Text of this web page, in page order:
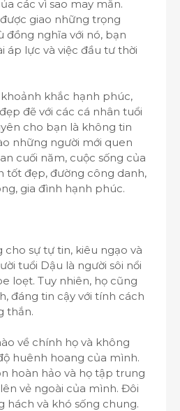
các vì sao may mắn.
giao những trọng
đồng nghĩa với nó, bạn
áp lực và việc đầu tư thời
khắc hạnh phúc,
đẽ với các cá nhân tuổi
cho bạn là không tin
những người mới quen
cuối năm, cuộc sống của
tốt đẹp, đường công danh,
gia đình hạnh phúc.
sự tự tin, kiêu ngạo và
tuổi Dậu là người sôi nổi
loẹt. Tuy nhiên, họ cũng
đáng tin cậy với tính cách
thắn.
về chính họ và không
huênh hoang của mình.
hoàn hảo và họ tập trung
vẻ ngoài của mình. Đôi
hách và khó sống chung.